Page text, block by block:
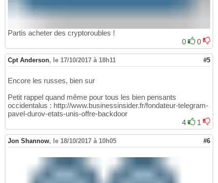
Partis acheter des cryptoroubles !
0
0
Cpt Anderson, le 17/10/2017 à 18h11 #5
Encore les russes, bien sur
Petit rappel quand même pour tous les bien pensants
occidentalus : http://www.businessinsider.fr/fondateur-telegram-
pavel-durov-etats-unis-offre-backdoor
4
1
Jon Shannow, le 18/10/2017 à 10h05 #6